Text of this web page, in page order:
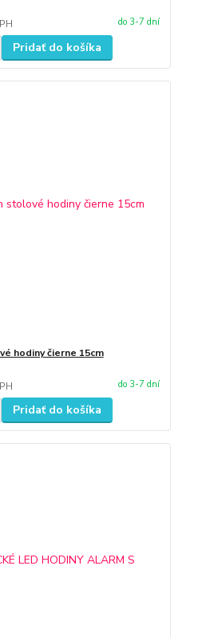
do 3-7 dní
Pridať do košíka
hodiny čierne 15cm
do 3-7 dní
Pridať do košíka